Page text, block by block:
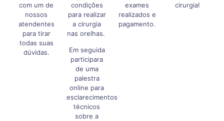
com um de
nossos
atendentes
para tirar
todas suas
dúvidas.
condições
para realizar
a cirurgia
nas orelhas.
Em seguida
participara
de uma
palestra
online para
esclarecimentos
técnicos
sobre a
exames
realizados e
pagamento.
cirurgia!